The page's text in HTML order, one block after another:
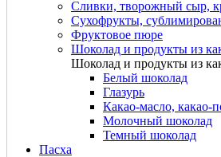
Сливки, творожный сыр,
Сухофрукты,
Фруктовое пюре
Шоколад и продукты из
Шоколад и продукты из
Белый шоколад
Глазурь
Какао-масло, какао-
Молочный шоколад
Темный шоколад
Пасха